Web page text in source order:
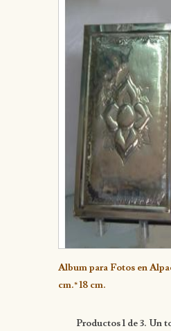
Detalle
Album para Fotos en
cm.* 18 cm.
Productos 1 de 3. Un